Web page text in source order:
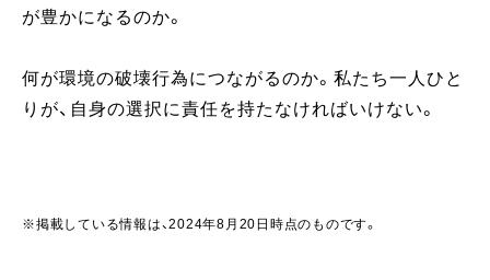
が豊かになるのか。
何が環境の破壊行為につながるのか。私たち一人ひと
りが、自身の選択に責任を持たなければいけない。
※掲載している情報は、2024年8月20日時点のものです。